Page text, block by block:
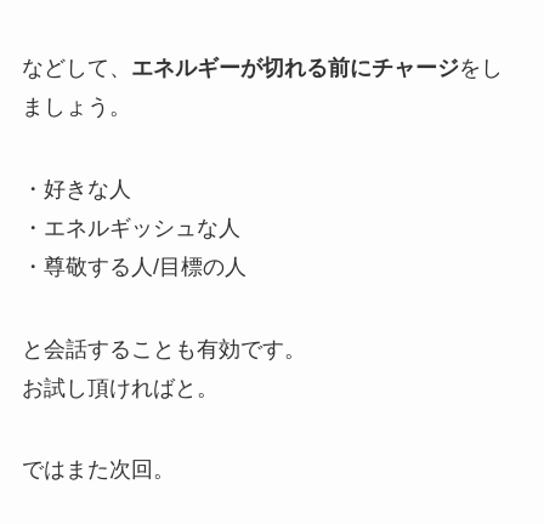
などして、 エネルギーが切れる前にチャージをし
ましょう。
・好きな人
・エネルギッシュな人
・尊敬する人/目標の人
と会話することも有効です。
お試し頂ければと。
ではまた次回。